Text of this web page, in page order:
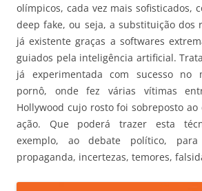
olímpicos, cada vez mais sofisticados,
deep fake, ou seja, a substituição dos
já existente graças a softwares
guiados pela inteligência artificial.
já experimentada com sucesso no
pornô, onde fez várias vítimas
Hollywood cujo rosto foi sobreposto
ação. Que poderá trazer esta
exemplo, ao debate político,
propaganda, incertezas, temores,